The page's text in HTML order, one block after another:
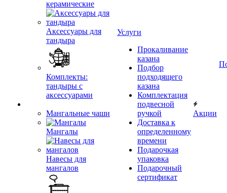
керамические
Аксессуары для
тандыра
Комплекты:
тандыры с
аксессуарами
Мангальные чаши
Мангалы
Навесы для
мангалов
Услуги
Прокаливание
казана
Подбор
подходящего
казана
Комплектация
подвесной
ручкой
Доставка к
определенному
времени
Подарочкая
упаковка
Подарочный
сертификат
Акции